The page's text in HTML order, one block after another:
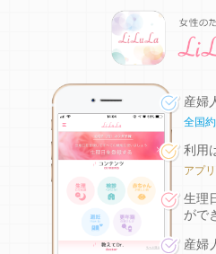
産婦
全国
利用
アプ
生理
がで
産婦